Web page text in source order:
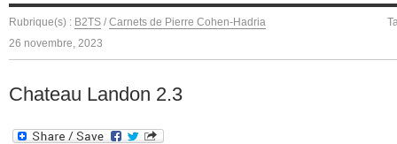
Rubrique(s) : B2TS / Carnets de Pierre Cohen-Hadria
26 novembre, 2023
Chateau Landon 2.3